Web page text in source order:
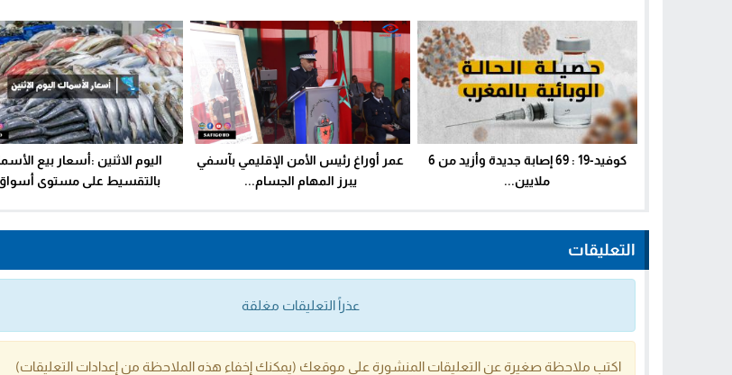
كوفيد-19 : 69 إصابة جديدة وأزيد من 6
ملايين...
عمر أوراغ رئيس الأمن الإقليمي بآسفي
يبرز المهام الجسام...
اليوم الاثنين :أسعار بيع
بالتقسيط على مستوى
التعليقات
عذراً التعليقات مغلقة
اكتب ملاحظة صغيرة عن التعليقات المنشورة على موقعك (يمكنك إخفاء هذه الملاحظة من إعدادات التعليقات)